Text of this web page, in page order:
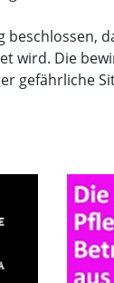
wird. Die
gefährliche